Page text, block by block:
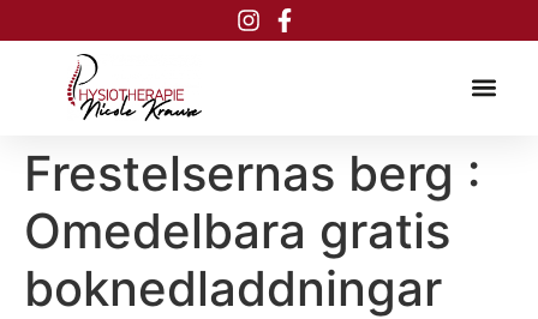
Frestelsernas berg :
Omedelbara gratis
boknedladdningar